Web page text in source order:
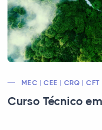
MEC | CEE | CRQ | CFT
Curso Técnico